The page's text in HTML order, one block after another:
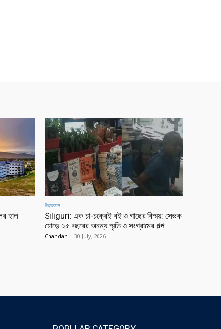
হাল
উত্তরবঙ্গ
Siliguri: এক চা-চক্রেই বই ও গাছের বিস্ময়: সেভক
মোড়ে ২৫ বছরের অনন্য স্মৃতি ও সংগ্রামের গল্প
Chandan - 30 July, 2026